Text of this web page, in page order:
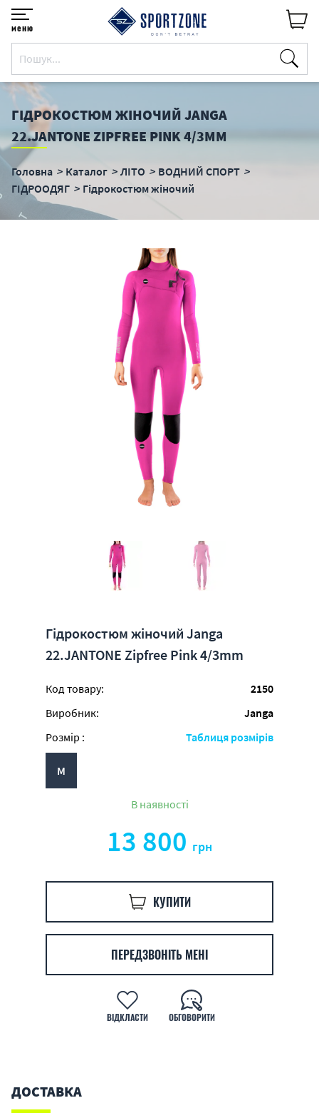
меню
ГІДРОКОСТЮМ ЖІНОЧИЙ JANGA
22.JANTONE ZIPFREE PINK 4/3MM
Головна Каталог ЛІТО
ВОДНИЙ СПОРТ
ГІДРООДЯГ
Гідрокостюм жіночий
Гідрокостюм жіночий Janga
22.JANTONE Zipfree Pink 4/3mm
Код товару:
2150
Виробник:
Janga
Розмір :
Таблиця розмірів
M
В наявності
13 800 грн
КУПИТИ
ПЕРЕДЗВОНІТЬ МЕНІ
ВІДКЛАСТИ ОБГОВОРИТИ
ДОСТАВКА